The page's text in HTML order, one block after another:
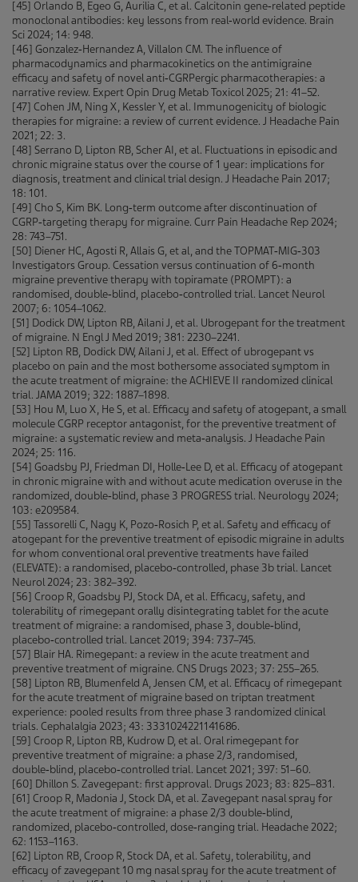
[45] Orlando B, Egeo G, Aurilia C, et al. Calcitonin gene‑related peptide
monoclonal antibodies: key lessons from real‑world evidence. Brain
Sci 2024; 14: 948.
[46] Gonzalez‑Hernandez A, Villalon CM. The influence of
pharmacodynamics and pharmacokinetics on the antimigraine
efficacy and safety of novel anti‑CGRPergic pharmacotherapies: a
narrative review. Expert Opin Drug Metab Toxicol 2025; 21: 41–52.
[47] Cohen JM, Ning X, Kessler Y, et al. Immunogenicity of biologic
therapies for migraine: a review of current evidence. J Headache Pain
2021; 22: 3.
[48] Serrano D, Lipton RB, Scher AI, et al. Fluctuations in episodic and
chronic migraine status over the course of 1 year: implications for
diagnosis, treatment and clinical trial design. J Headache Pain 2017;
18: 101.
[49] Cho S, Kim BK. Long‑term outcome after discontinuation of
CGRP‑targeting therapy for migraine. Curr Pain Headache Rep 2024;
28: 743–751.
[50] Diener HC, Agosti R, Allais G, et al, and the TOPMAT‑MIG‑303
Investigators Group. Cessation versus continuation of 6‑month
migraine preventive therapy with topiramate (PROMPT): a
randomised, double‑blind, placebo‑controlled trial. Lancet Neurol
2007; 6: 1054–1062.
[51] Dodick DW, Lipton RB, Ailani J, et al. Ubrogepant for the treatment
of migraine. N Engl J Med 2019; 381: 2230–2241.
[52] Lipton RB, Dodick DW, Ailani J, et al. Effect of ubrogepant vs
placebo on pain and the most bothersome associated symptom in
the acute treatment of migraine: the ACHIEVE II randomized clinical
trial. JAMA 2019; 322: 1887–1898.
[53] Hou M, Luo X, He S, et al. Efficacy and safety of atogepant, a small
molecule CGRP receptor antagonist, for the preventive treatment of
migraine: a systematic review and meta‑analysis. J Headache Pain
2024; 25: 116.
[54] Goadsby PJ, Friedman DI, Holle‑Lee D, et al. Efficacy of atogepant
in chronic migraine with and without acute medication overuse in the
randomized, double‑blind, phase 3 PROGRESS trial. Neurology 2024;
103: e209584.
[55] Tassorelli C, Nagy K, Pozo‑Rosich P, et al. Safety and efficacy of
atogepant for the preventive treatment of episodic migraine in adults
for whom conventional oral preventive treatments have failed
(ELEVATE): a randomised, placebo‑controlled, phase 3b trial. Lancet
Neurol 2024; 23: 382–392.
[56] Croop R, Goadsby PJ, Stock DA, et al. Efficacy, safety, and
tolerability of rimegepant orally disintegrating tablet for the acute
treatment of migraine: a randomised, phase 3, double‑blind,
placebo‑controlled trial. Lancet 2019; 394: 737–745.
[57] Blair HA. Rimegepant: a review in the acute treatment and
preventive treatment of migraine. CNS Drugs 2023; 37: 255–265.
[58] Lipton RB, Blumenfeld A, Jensen CM, et al. Efficacy of rimegepant
for the acute treatment of migraine based on triptan treatment
experience: pooled results from three phase 3 randomized clinical
trials. Cephalalgia 2023; 43: 3331024221141686.
[59] Croop R, Lipton RB, Kudrow D, et al. Oral rimegepant for
preventive treatment of migraine: a phase 2/3, randomised,
double‑blind, placebo‑controlled trial. Lancet 2021; 397: 51–60.
[60] Dhillon S. Zavegepant: first approval. Drugs 2023; 83: 825–831.
[61] Croop R, Madonia J, Stock DA, et al. Zavegepant nasal spray for
the acute treatment of migraine: a phase 2/3 double‑blind,
randomized, placebo‑controlled, dose‑ranging trial. Headache 2022;
62: 1153–1163.
[62] Lipton RB, Croop R, Stock DA, et al. Safety, tolerability, and
efficacy of zavegepant 10 mg nasal spray for the acute treatment of